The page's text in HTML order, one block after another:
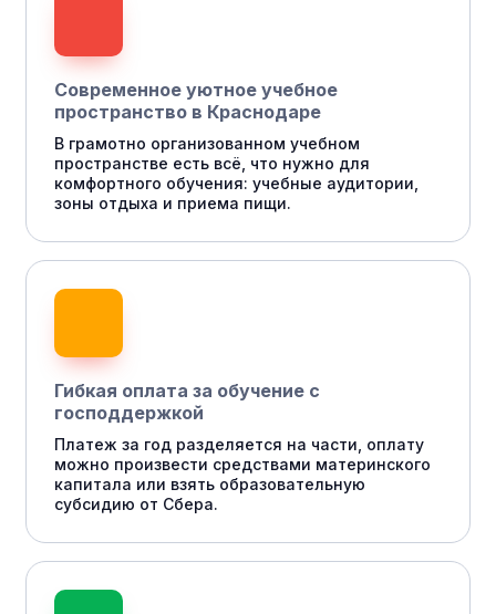
Современное уютное учебное
пространство в Краснодаре
В грамотно организованном учебном
пространстве есть всё, что нужно для
комфортного обучения: учебные аудитории,
зоны отдыха и приема пищи.
Гибкая оплата за обучение с
господдержкой
Платеж за год разделяется на части, оплату
можно произвести средствами материнского
капитала или взять образовательную
субсидию от Сбера.